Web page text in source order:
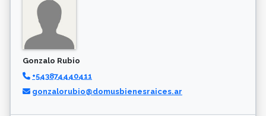
Gonzalo Rubio
+543874440411
gonzalorubio@domusbienesraices.ar